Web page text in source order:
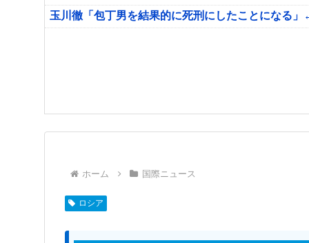
玉川徹「包丁男を結果的に死刑にしたことになる
ホーム 国際ニュース
ロシア